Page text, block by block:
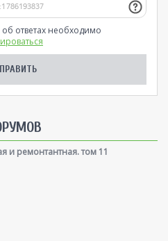
ответах необходимо
и ремонтантная. том 11